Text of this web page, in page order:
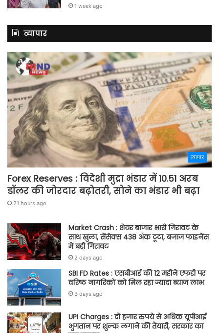
1 week ago
व्यापार
व्यापार
Forex Reserves : विदेशी मुद्रा भंडार में 10.51 अरब
डॉलर की जोरदार बढ़ोतरी, सोने का भंडार भी बढ़ा
21 hours ago
Market Crash : शेयर बाजार भारी गिरावट के
साथ खुला, सेंसेक्स 438 अंक टूटा, बजाज फाइनेंस
में बड़ी गिरावट
2 days ago
SBI FD Rates : एसबीआई की 12 महीने एफडी पर
वरिष्ठ नागरिकों को मिल रहा ज्यादा ब्याज लाभ
3 days ago
UPI Charges : दो हजार रुपये से अधिक यूपीआई
भुगतान पर शुल्क लगाने की तैयारी, सरकार का